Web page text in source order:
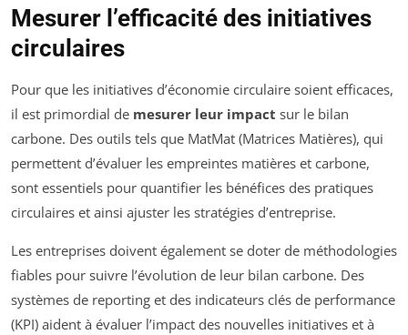
Mesurer l’efficacité des initiatives
circulaires
Pour que les initiatives d’économie circulaire soient efficaces,
il est primordial de mesurer leur impact sur le bilan
carbone. Des outils tels que MatMat (Matrices Matières), qui
permettent d’évaluer les empreintes matières et carbone,
sont essentiels pour quantifier les bénéfices des pratiques
circulaires et ainsi ajuster les stratégies d’entreprise.
Les entreprises doivent également se doter de méthodologies
fiables pour suivre l’évolution de leur bilan carbone. Des
systèmes de reporting et des indicateurs clés de performance
(KPI) aident à évaluer l’impact des nouvelles initiatives et à